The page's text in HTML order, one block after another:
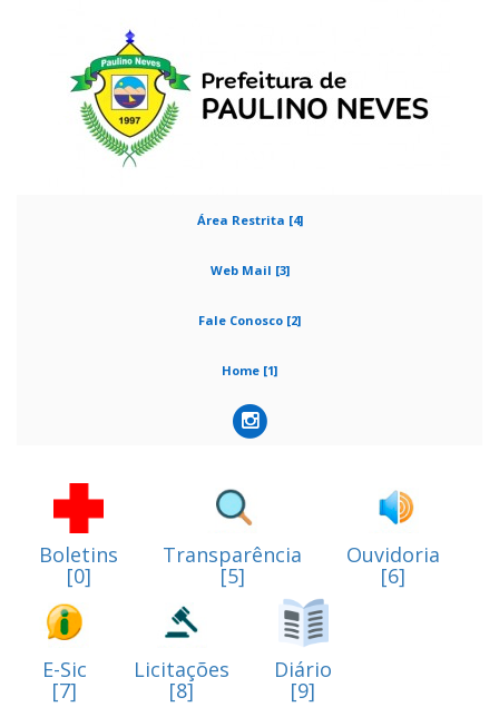
Área Restrita [4]
Web Mail [3]
Fale Conosco [2]
Home [1]
Boletins
[0]
Transparência
[5]
Ouvidoria
[6]
E-Sic
[7]
Licitações
[8]
Diário
[9]